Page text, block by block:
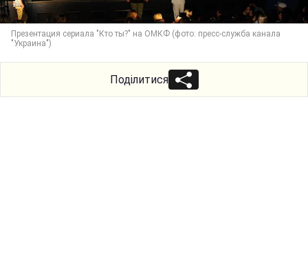
Презентация сериала "Кто ты?" на ОМКФ (фото: пресс-служба канала
"Украина")
Поділитися